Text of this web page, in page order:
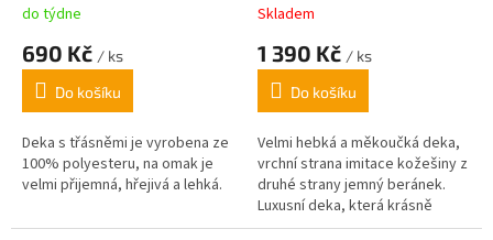
do týdne
690 Kč / ks
Do košíku
Deka s třásněmi je vyrobena ze
100% polyesteru, na omak je
velmi přijemná, hřejivá a lehká.
220x240cm
Skladem
1 390 Kč / ks
Do košíku
Velmi hebká a měkoučká deka,
vrchní strana imitace kožešiny z
druhé strany jemný beránek.
Luxusní deka, která krásně
zahřeje a zkrášlí Váš domov.